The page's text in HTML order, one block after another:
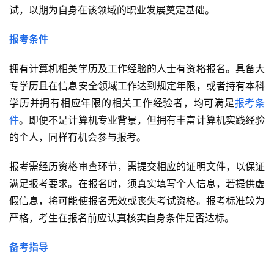
试，以期为自身在该领域的职业发展奠定基础。
报考条件
拥有计算机相关学历及工作经验的人士有资格报名。具备大
专学历且在信息安全领域工作达到规定年限，或者持有本科
学历并拥有相应年限的相关工作经验者，均可满足报考条
件。即便不是计算机专业背景，但拥有丰富计算机实践经验
的个人，同样有机会参与报考。
报考需经历资格审查环节，需提交相应的证明文件，以保证
满足报考要求。在报名时，须真实填写个人信息，若提供虚
假信息，将可能使报名无效或丧失考试资格。报考标准较为
严格，考生在报名前应认真核实自身条件是否达标。
备考指导